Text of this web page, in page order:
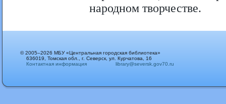
народном творчестве.
© 2005–2026 МБУ «Центральная городская библиотека»
636019, Томская обл., г. Северск, ул. Курчатова, 16
Контактная информация
library@seversk.gov70.ru